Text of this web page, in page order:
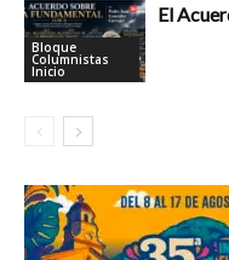
Bloque
Columnistas
Inicio
El